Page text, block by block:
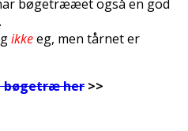
bøgetrææet også en god
ikkeeg, men tårnet er
bøgetræ her >>